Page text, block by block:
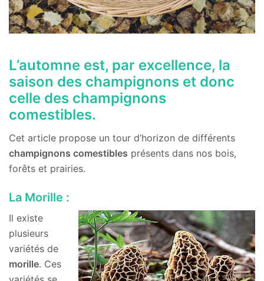
L’automne est, par excellence, la
saison des champignons et donc
celle des champignons
comestibles.
Cet article propose un tour d’horizon de différents
champignons comestibles présents dans nos bois,
forêts et prairies.
La Morille :
Il existe
plusieurs
variétés de
morille. Ces